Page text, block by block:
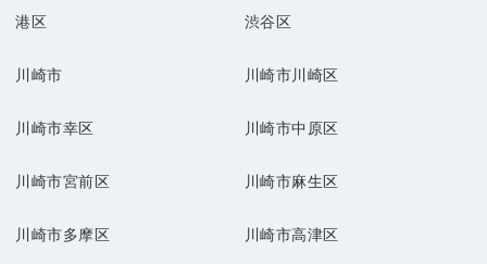
港区 渋谷区
川崎市 川崎市川崎区
川崎市幸区 川崎市中原区
川崎市宮前区 川崎市麻生区
川崎市多摩区 川崎市高津区